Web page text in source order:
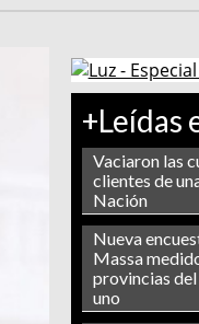
+Leídas
Vaciaron las
clientes de
Nación
Nueva
Massa
provincias del
uno